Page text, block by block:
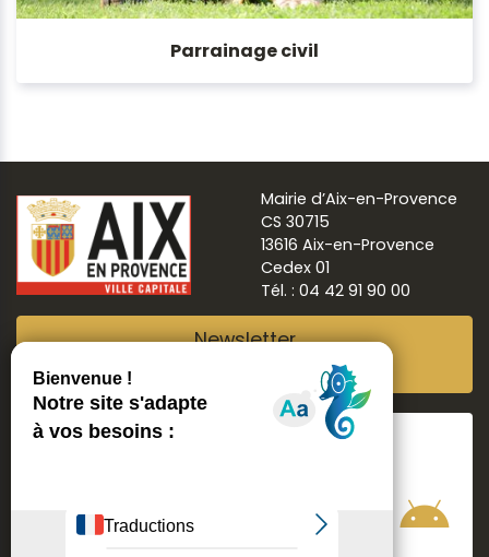
Parrainage civil
Mairie d’Aix-en-Provence
CS 30715
13616 Aix-en-Provence
Cedex 01
Tél. : 04 42 91 90 00
Newsletter
Suivre Aix ma ville